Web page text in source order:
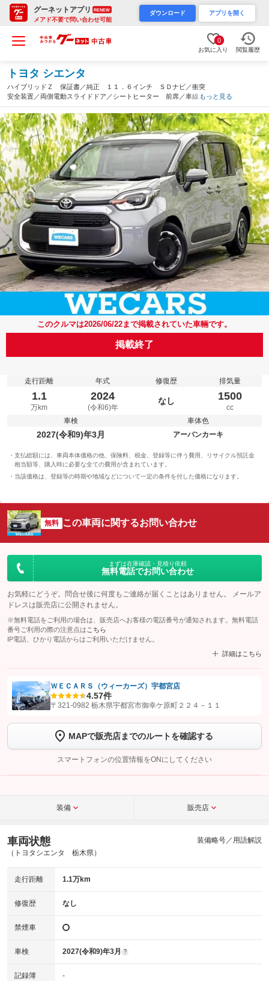
グーネットアプリ RENEW
メアド不要で問い合わせ可能
ダウンロード アプリを開く
0
お気に入り 閲覧履歴
トヨタ シエンタ
ハイブリッドＺ 保証書／純正 １１．６インチ ＳＤナビ／衝突
安全装置／両側電動スライドドア／シートヒーター 前席／車線逸
脱防止支援システム／ドライブレコーダー 純正／ヘッドランプ
ＬＥＤ／ＵＳＢジャック（栃木県）
もっと見る
このクルマは2026/06/22まで掲載されていた車輛です。
掲載終了
走行距離
1.1
万km
年式
2024
(令和6)年
修復歴
なし
排気量
1500
cc
車検
2027(令和9)年3月
車体色
アーバンカーキ
支払総額には、車両本体価格の他、保険料、税金、登録等に伴う費用、リサイクル預託金
相当額等、購入時に必要な全ての費用が含まれています。
当該価格は、登録等の時期や地域などについて一定の条件を付した価格になります。
無料 この車両に関するお問い合わせ
まずは在庫確認・見積り依頼
無料電話でお問い合わせ
お気軽にどうぞ。問合せ後に何度もご連絡が届くことはありません。 メールア
ドレスは販売店に公開されません。
※無料電話をご利用の場合は、販売店へお客様の電話番号が通知されます。無料電話
番号ご利用の際の注意点は こちら
IP電話、ひかり電話からはご利用いただけません。
詳細はこちら
【STEP1】認証画面でグーネットを友だち追加してから「許可する」ボタンを押
トーク画面で
ボタンをタップして問い合わせを
完了してください。
こちら
ＷＥＣＡＲＳ（ウィーカーズ）宇都宮店
4.57件
〒321-0982 栃木県宇都宮市御幸ケ原町２２４－１１
MAPで販売店までのルートを確認する
スマートフォンの位置情報をONにしてください
装備 販売店
車両状態
（トヨタシエンタ 栃木県）
装備略号／用語解説
走行距離 1.1万km
修復歴 なし
禁煙車
車検 2027(令和9)年3月 ?
記録簿 -